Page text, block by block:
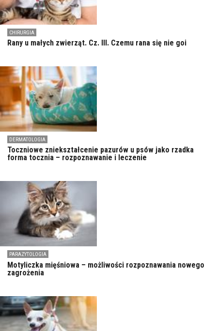
CHIRURGIA
Rany u małych zwierząt. Cz. III. Czemu rana się nie goi
DERMATOLOGIA
Toczniowe zniekształcenie pazurów u psów jako rzadka
forma tocznia – rozpoznawanie i leczenie
PARAZYTOLOGIA
Motyliczka mięśniowa – możliwości rozpoznawania nowego
zagrożenia